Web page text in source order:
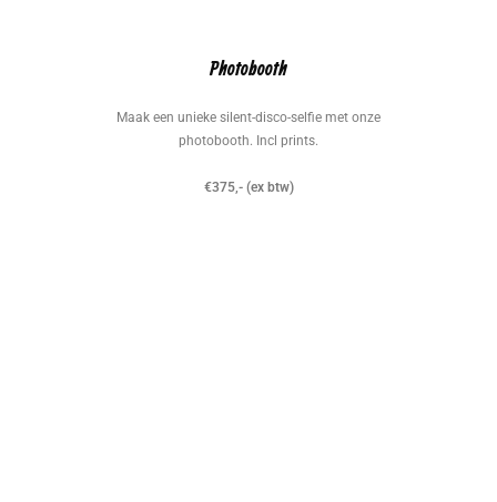
Photobooth
Maak een unieke silent-disco-selfie met onze
photobooth. Incl prints.
€375,- (ex btw)